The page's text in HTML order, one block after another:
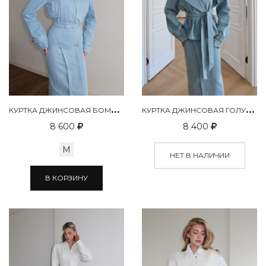
К
УРТКА ДЖИНСОВАЯ БОМБЕР ГОЛУБОЙ
8 600
M
В КОРЗИНУ
К
УРТКА ДЖИНСОВАЯ ГОЛУБОЙ
8 400
НЕТ В НАЛИЧИИ